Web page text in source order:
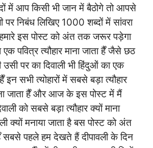
में आप किसी भी जान में बैठोगे तो आपसे
पर निबंध लिखिए 1000 शब्दों में सांवरा
इस पोस्ट को अंत तक जरूर पड़ेगा
एक पवित्र त्यौहार माना जाता है ̊जैसे छठ
उसी पर का दिवाली भी हिंदुओं का एक
̊इन सभी त्योहारों में सबसे बड़ा त्यौहार
जाता है ̊और आज के इस पोस्ट में मैं
को सबसे बड़ा त्यौहार क्यों माना
क्यों मनाया जाता है बस पोस्ट को अंत
पहले हम देखते हैं दीपावली के दिन